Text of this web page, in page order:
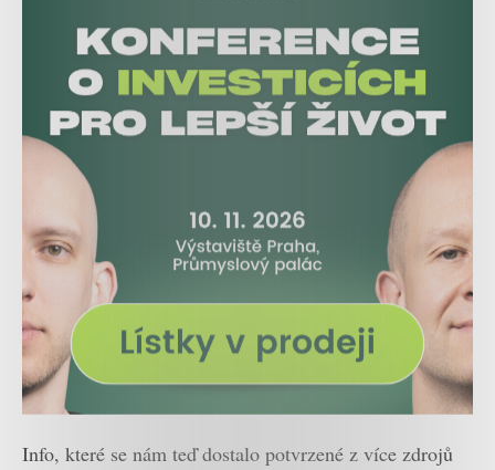
Info, které se nám teď dostalo potvrzené z více zdrojů